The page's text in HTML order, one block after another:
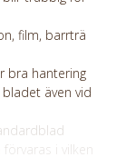
film, barrträ
bra hantering
även vid
i vilken